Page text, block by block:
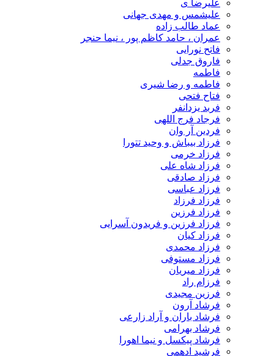
علیرضا ی
علیشمس و مهدی جهانی
عماد طالب زاده
عمران ، حامد کاظم پور ، نیما حنجر
فاتح نورایی
فاروق جدلی
فاطمه
فاطمه و رضا شیری
فتاح فتحی
فربد یزدانفر
فرجاد فرج اللهی
فردین آر وان
فرزاد بیباش و وحید تتورا
فرزاد خرمی
فرزاد شاه علی
فرزاد صادقی
فرزاد عباسی
فرزاد فرزاد
فرزاد فرزین
فرزاد فرزین و فریدون آسرایی
فرزاد کیان
فرزاد محمدی
فرزاد مستوفی
فرزاد میریان
فرزام راد
فرزین مجیدی
فرشاد آرون
فرشاد باران و آراد زارعی
فرشاد بهرامی
فرشاد پیکسل و نیما اهورا
فرشید ادهمی